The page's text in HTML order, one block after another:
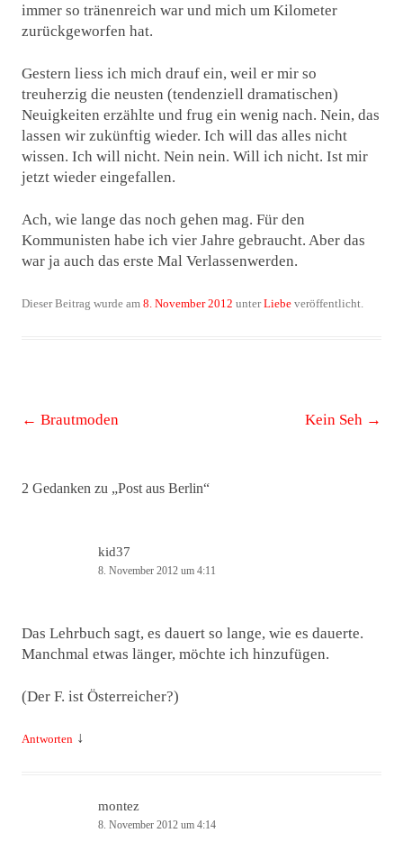
immer so tränenreich war und mich um Kilometer
zurückgeworfen hat.
Gestern liess ich mich drauf ein, weil er mir so
treuherzig die neusten (tendenziell dramatischen)
Neuigkeiten erzählte und frug ein wenig nach. Nein, das
lassen wir zukünftig wieder. Ich will das alles nicht
wissen. Ich will nicht. Nein nein. Will ich nicht. Ist mir
jetzt wieder eingefallen.
Ach, wie lange das noch gehen mag. Für den
Kommunisten habe ich vier Jahre gebraucht. Aber das
war ja auch das erste Mal Verlassenwerden.
Dieser Beitrag wurde am 8. November 2012 unterLiebe veröffentlicht.
Beitrags-
← Brautmoden Kein Seh →
2 Gedanken zu „Post aus Berlin“
kid37
8. November 2012 um 4:11
Das Lehrbuch sagt, es dauert so lange, wie es dauerte.
Manchmal etwas länger, möchte ich hinzufügen.
(Der F. ist Österreicher?)
Antworten ↓
montez
8. November 2012 um 4:14